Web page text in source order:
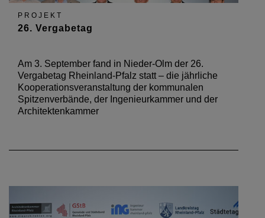
PROJEKT
26. Vergabetag
Am 3. September fand in Nieder-Olm der 26.
Vergabetag Rheinland-Pfalz statt – die jährliche
Kooperationsveranstaltung der kommunalen
Spitzenverbände, der Ingenieurkammer und der
Architektenkammer